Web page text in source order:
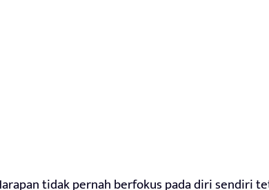
tidak pernah berfokus pada diri sendiri